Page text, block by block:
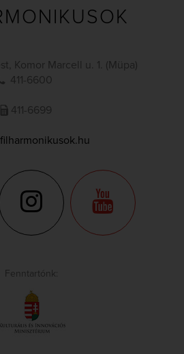
Komor Marcell u. 1. (Müpa)
411-6600
411-6699
Fenntartónk: